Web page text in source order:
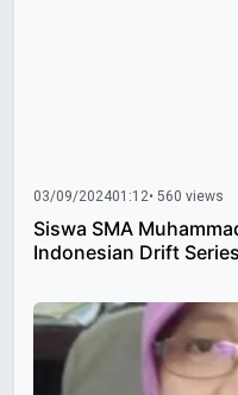
03/09/202401:12• 560 views
Siswa SMA
Indonesian Drift